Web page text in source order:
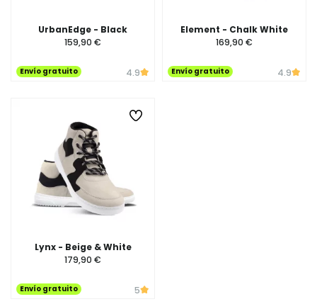
UrbanEdge - Black
159,90 €
Envío gratuito 4.9
Element - Chalk White
169,90 €
Envío gratuito 4.9
Lynx - Beige & White
179,90 €
Envío gratuito 5